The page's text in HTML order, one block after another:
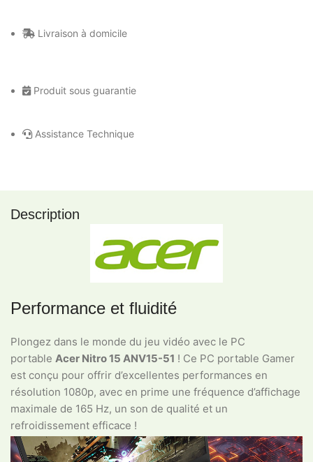
Livraison à domicile
Produit sous guarantie
Assistance Technique
Description
Performance et fluidité
Plongez dans le monde du jeu vidéo avec le PC
portable Acer Nitro 15 ANV15-51 ! Ce PC portable Gamer
est conçu pour offrir d’excellentes performances en
résolution 1080p, avec en prime une fréquence d’affichage
maximale de 165 Hz, un son de qualité et un
refroidissement efficace !